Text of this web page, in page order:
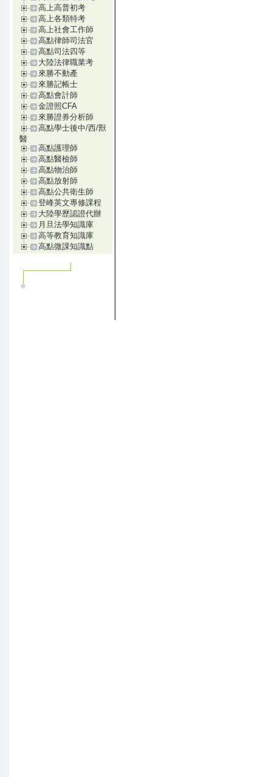
高上高普初考
高上各類特考
高上社會工作師
高點律師司法官
高點司法四等
大陸法律職業考
來勝不動產
來勝記帳士
高點會計師
金證照CFA
來勝證券分析師
高點學士後中/西/獸
醫
高點護理師
高點醫檢師
高點物治師
高點放射師
高點公共衛生師
登峰英文專修課程
大陸學歷認證代辦
月旦法學知識庫
高等教育知識庫
高點微課知識點